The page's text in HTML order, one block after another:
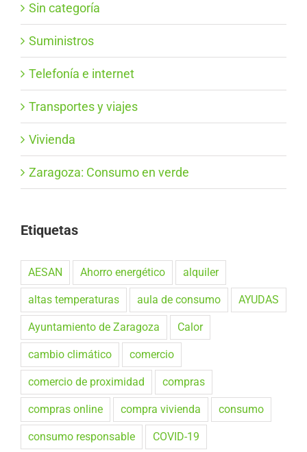
Sin categoría
Suministros
Telefonía e internet
Transportes y viajes
Vivienda
Zaragoza: Consumo en verde
Etiquetas
AESAN Ahorro energético alquiler
altas temperaturas aula de consumo AYUDAS
Ayuntamiento de Zaragoza Calor
cambio climático comercio
comercio de proximidad compras
compras online compra vivienda consumo
consumo responsable COVID-19